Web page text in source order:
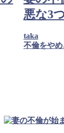
悪な3
taka
不倫をや